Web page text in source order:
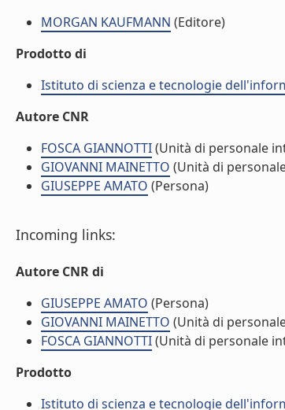
MORGAN KAUFMANN (Editore)
Prodotto di
Istituto di scienza e tecnologie
Autore CNR
FOSCA GIANNOTTI(Unità di personale
GIOVANNI MAINETTO (Unità di
GIUSEPPE AMATO (Persona)
Incoming links:
Autore CNR di
GIUSEPPE AMATO (Persona)
GIOVANNI MAINETTO (Unità di
FOSCA GIANNOTTI(Unità di personale
Prodotto
Istituto di scienza e tecnologie